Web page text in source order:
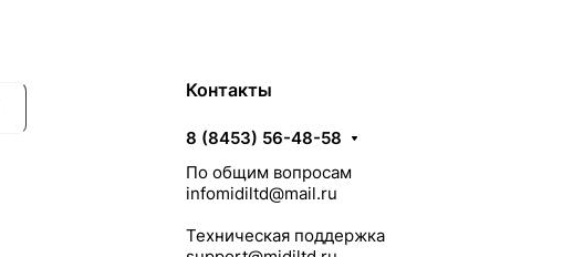
Контакты
8 (8453) 56-48-58
По общим вопросам
infomidiltd@mail.ru
Техническая поддержка